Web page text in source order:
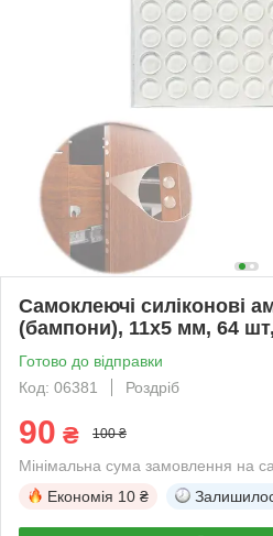
Самоклеючі силіконові
(бампони), 11x5 мм, 64
Готово до відправки
Код: 06381
Роздріб
90 ₴ 100 ₴
Мінімальна сума замовлення на
Економія 10 ₴